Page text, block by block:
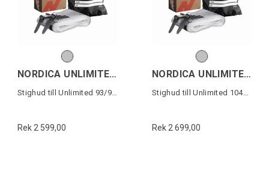
NORDICA UNLIMITED 93/94 SKIN
Stighud till Unlimited 93/94mm skidor
Rek 2 599,00
NORDICA UNLIMITED 104 SKIN
Stighud till Unlimited 104mm skidor
Rek 2 699,00